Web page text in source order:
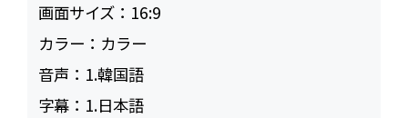
画面サイズ： 16:9
カラー： カラー
音声： 1.韓国語
字幕： 1.日本語